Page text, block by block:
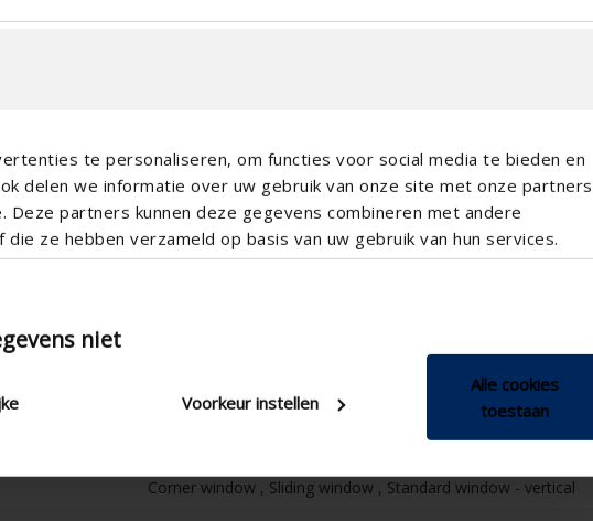
te personaliseren, om functies voor social media te bieden en
delen we informatie over uw gebruik van onze site met onze partners
Deze partners kunnen deze gegevens combineren met andere
ze hebben verzameld op basis van uw gebruik van hun services.
niet
Voorkeur instellen
Alle cookies
toestaan
Vertical
Aluminum
Apartment , Hospital , Office , Residential , School , Veranda
New construction/Large renovation project , Project , Small
Corner window , Sliding window , Standard window - vertical